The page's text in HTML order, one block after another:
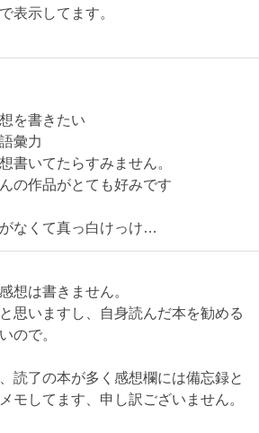
表示してます。
を書きたい
彙力
書いてたらすみません。
の作品がとても好みです
なくて真っ白けっけ…
想は書きません。
思いますし、自身読んだ本を勧める
ので。
読了の本が多く感想欄には備忘録と
モしてます、申し訳ございません。